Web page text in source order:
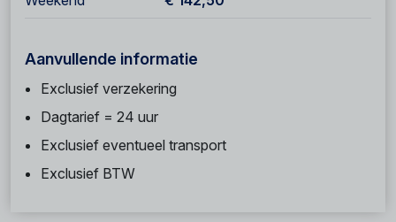
Aanvullende informatie
Exclusief verzekering
Dagtarief = 24 uur
Exclusief eventueel transport
Exclusief BTW